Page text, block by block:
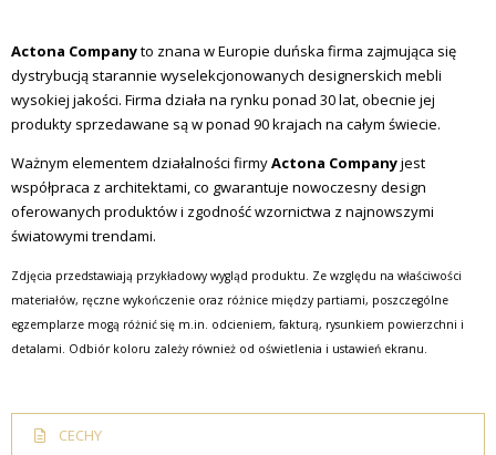
Actona Companyto znana w Europie duńska firma zajmująca się
dystrybucją starannie wyselekcjonowanych designerskich mebli
wysokiej jakości. Firma działa na rynku ponad 30 lat, obecnie jej
produkty sprzedawane są w ponad 90 krajach na całym świecie.
Ważnym elementem działalności firmyActona Companyjest
współpraca z architektami, co gwarantuje nowoczesny design
oferowanych produktów i zgodność wzornictwa z najnowszymi
światowymi trendami.
Zdjęcia przedstawiają przykładowy wygląd produktu. Ze względu na właściwości
materiałów, ręczne wykończenie oraz różnice między partiami, poszczególne
egzemplarze mogą różnić się m.in. odcieniem, fakturą, rysunkiem powierzchni i
detalami. Odbiór koloru zależy również od oświetlenia i ustawień ekranu.
CECHY